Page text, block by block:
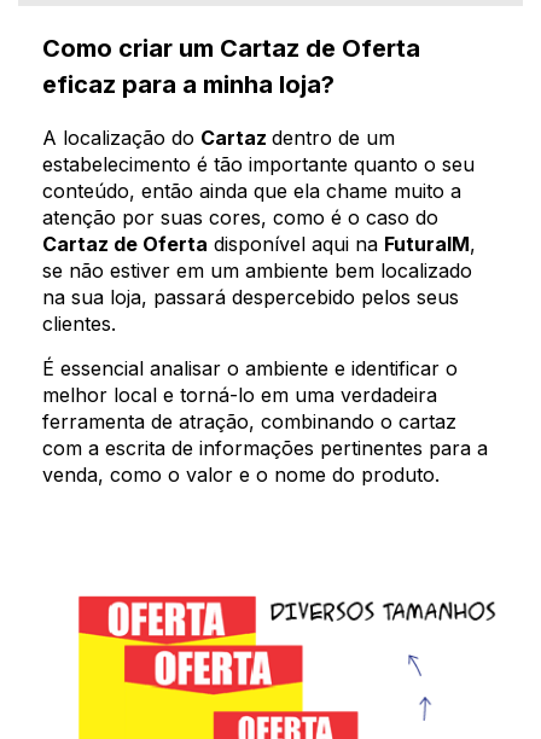
Como criar um Cartaz de Oferta
eficaz para a minha loja?
A localização do Cartaz dentro de um
estabelecimento é tão importante quanto o seu
conteúdo, então ainda que ela chame muito a
atenção por suas cores, como é o caso do
Cartaz de Oferta disponível aqui na FuturaIM,
se não estiver em um ambiente bem localizado
na sua loja, passará despercebido pelos seus
clientes.
É essencial analisar o ambiente e identificar o
melhor local e torná-lo em uma verdadeira
ferramenta de atração, combinando o cartaz
com a escrita de informações pertinentes para a
venda, como o valor e o nome do produto.